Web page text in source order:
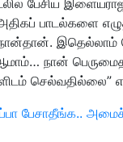
பாடல்களை
நான்தான்.
நான்
செல்வதில்லை”
பேசாதீங்க..